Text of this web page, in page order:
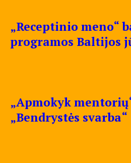
„Receptinio meno“
programos Baltijos
„Apmokyk
„Bendrystės svarba“